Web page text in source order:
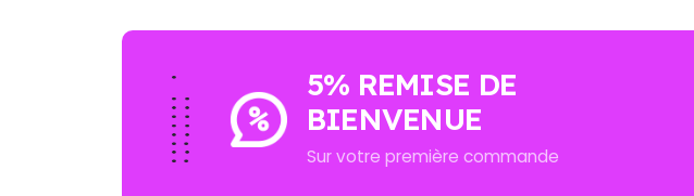
5% REMISE DE
BIENVENUE
Sur votre première commande